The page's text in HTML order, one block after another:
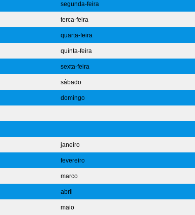
segunda-feira
terca-feira
quarta-feira
quinta-feira
sexta-feira
sábado
domingo
janeiro
fevereiro
marco
abril
maio